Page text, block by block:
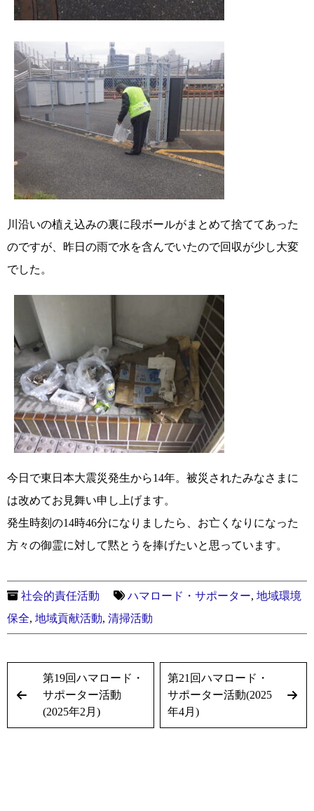
川沿いの植え込みの裏に段ボールがまとめて捨ててあった
のですが、昨日の雨で水を含んでいたので回収が少し大変
でした。
今日で東日本大震災発生から14年。被災されたみなさまに
は改めてお見舞い申し上げます。
発生時刻の14時46分になりましたら、お亡くなりになった
方々の御霊に対して黙とうを捧げたいと思っています。
社会的責任活動 ハマロード・サポーター, 地域環境
保全, 地域貢献活動, 清掃活動
第19回ハマロード・
サポーター活動
(2025年2月)
第21回ハマロード・
サポーター活動(2025
年4月)